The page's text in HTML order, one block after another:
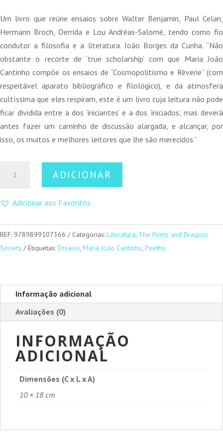
original
era:
15,00 €.
atual
é:
13,50 €.
Um livro que reúne ensaios sobre Walter Benjamin, Paul Celan,
Hermann Broch, Derrida e Lou Andréas-Salomé, tendo como fio
condutor a filosofia e a literatura. João Borges da Cunha. “Não
obstante o recorte de ‘true scholarship’ com que Maria João
Cantinho compõe os ensaios de “Cosmopolitismo e Rêverie” (com
respeitável aparato bibliográfico e filológico), e da atmosfera
cultíssima que eles respiram, este é um livro cuja leitura não pode
ficar dividida entre a dos ‘iniciantes’ e a dos ‘iniciados’, mas deverá
antes fazer um caminho de discussão alargada, e alcançar, por
isso, os muitos e melhores leitores que lhe são merecidos.”
e
ADICIONAR
Adicionar aos Favoritos
REF: 9789899107366 Categorias: Literatura The Poets and Dragons
Society
Etiquetas: Ensaios Maria João Cantinho Poethis
Informação adicional
Avaliações (0)
INFORMAÇÃO
ADICIONAL
Dimensões (C x L x A)
10 × 18 cm